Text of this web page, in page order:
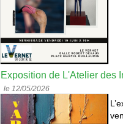
Exposition de L'Atelier des
le 12/05/2026